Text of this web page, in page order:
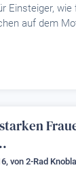
Einsteiger, wie
auf dem
von 2-Rad